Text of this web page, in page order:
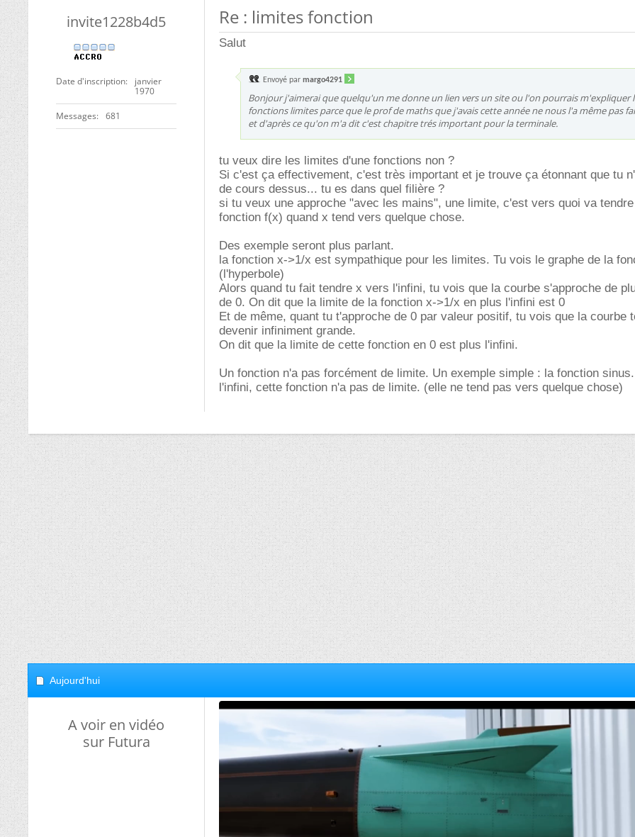
invite1228b4d5
Date d'inscription
janvier
1970
Messages 681
Re : limites fonction
Salut
Envoyé par margo4291
Bonjour j'aimerai que quelqu'un me donne un lien vers un site ou l'on pourrais m'expliquer
fonctions limites parce que le prof de maths que j'avais cette année ne nous l'a même pas
et d'après ce qu'on m'a dit c'est chapitre trés important pour la terminale.
tu veux dire les limites d'une fonctions non ?
Si c'est ça effectivement, c'est très important et je trouve ça étonnant que tu
de cours dessus... tu es dans quel filière ?
si tu veux une approche "avec les mains", une limite, c'est vers quoi va
fonction f(x) quand x tend vers quelque chose.
Des exemple seront plus parlant.
la fonction x->1/x est sympathique pour les limites. Tu vois le graphe de la
(l'hyperbole)
Alors quand tu fait tendre x vers l'infini, tu vois que la courbe s'approche de
de 0. On dit que la limite de la fonction x->1/x en plus l'infini est 0
Et de même, quant tu t'approche de 0 par valeur positif, tu vois que la courbe
devenir infiniment grande.
On dit que la limite de cette fonction en 0 est plus l'infini.
Un fonction n'a pas forcément de limite. Un exemple simple : la fonction
l'infini, cette fonction n'a pas de limite. (elle ne tend pas vers quelque chose)
Aujourd'hui
A voir en vidéo
sur Futura